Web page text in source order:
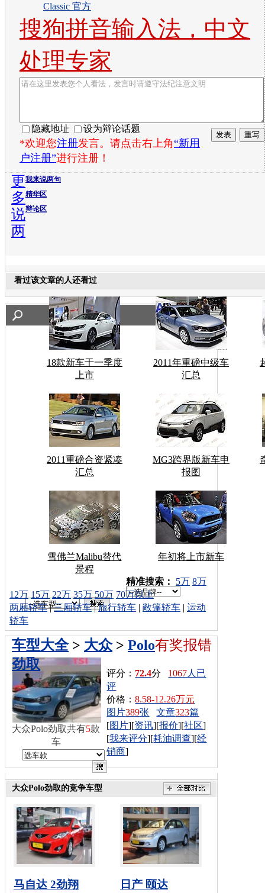
Classic 官方
搜狗拼音输入法，中文
处理专家
隐藏地址 设为辩论话题
*欢迎您注册发言。请点击右上角“新用
户注册”进行注册！
我来说两句
精华区
辩论区
更
多
说
两
看过该文章的人还看过
18款新车于一季度
上市
2011年重磅中级车
汇总
2011重磅合资紧凑
汇总
MG3跨界版新车申
报图
雪佛兰Malibu替代
景程
年初将上市新车
车型搜索：
精准搜索： 5万 8万
12万 15万 22万 35万 50万 70万以上
两厢轿车|三厢轿车|旅行轿车 | 敞篷轿车 | 运动
轿车
有奖报错
车型大全> 大众> Polo
劲取
评分： 72.4分 1067人已
评
价格：8.58-12.26万元
图片389张 文章323篇
[图片][资讯][报价][社区]
[我来评分][耗油调查][经
销商]
大众Polo劲取共有5款
车
大众Polo劲取的竞争车型
马自达 2劲翔 日产 颐达